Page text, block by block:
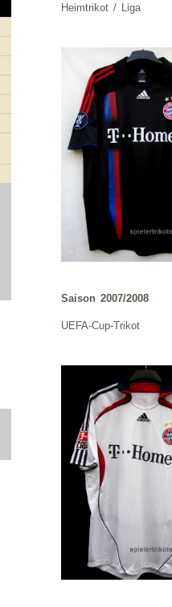
Heimtrikot / Liga
Saison 2007/2008
UEFA-Cup-Trikot